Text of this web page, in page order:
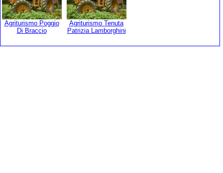
Agriturismo Poggio
Di Braccio
Agriturismo Tenuta
Patrizia Lamborghini